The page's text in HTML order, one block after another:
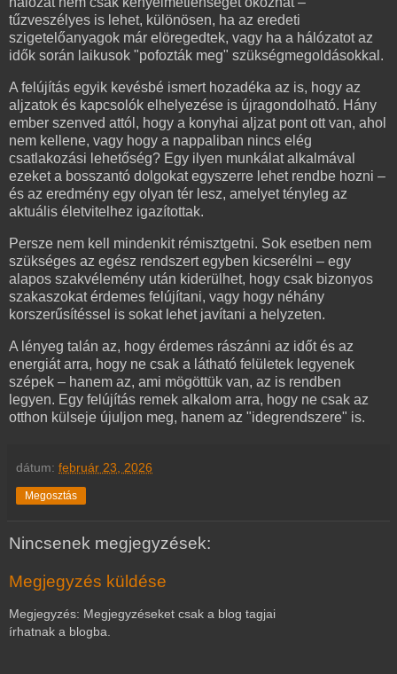
tűzveszélyes is lehet, különösen, ha az eredeti
szigetelőanyagok már elöregedtek, vagy ha a hálózatot az
idők során laikusok "pofozták meg" szükségmegoldásokkal.
A felújítás egyik kevésbé ismert hozadéka az is, hogy az
aljzatok és kapcsolók elhelyezése is újragondolható. Hány
ember szenved attól, hogy a konyhai aljzat pont ott van, ahol
nem kellene, vagy hogy a nappaliban nincs elég
csatlakozási lehetőség? Egy ilyen munkálat alkalmával
ezeket a bosszantó dolgokat egyszerre lehet rendbe hozni –
és az eredmény egy olyan tér lesz, amelyet tényleg az
aktuális életvitelhez igazítottak.
Persze nem kell mindenkit rémisztgetni. Sok esetben nem
szükséges az egész rendszert egyben kicserélni – egy
alapos szakvélemény után kiderülhet, hogy csak bizonyos
szakaszokat érdemes felújítani, vagy hogy néhány
korszerűsítéssel is sokat lehet javítani a helyzeten.
A lényeg talán az, hogy érdemes rászánni az időt és az
energiát arra, hogy ne csak a látható felületek legyenek
szépek – hanem az, ami mögöttük van, az is rendben
legyen. Egy felújítás remek alkalom arra, hogy ne csak az
otthon külseje újuljon meg, hanem az "idegrendszere" is.
dátum: február 23, 2026
Megosztás
Nincsenek megjegyzések:
Megjegyzés küldése
Megjegyzés: Megjegyzéseket csak a blog tagjai
írhatnak a blogba.